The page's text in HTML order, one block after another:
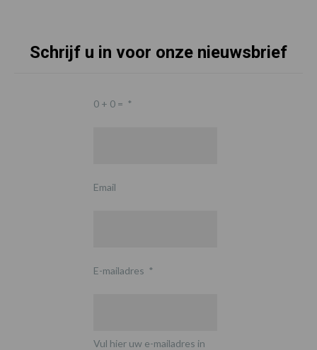
Schrijf u in voor onze nieuwsbrief
0 + 0 = *
Email
E-mailadres *
Vul hier uw e-mailadres in